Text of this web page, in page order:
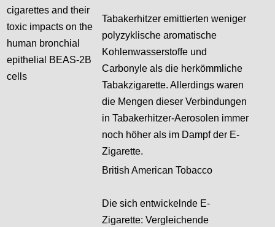
cigarettes and their
toxic impacts on the
human bronchial
epithelial BEAS-2B
cells
Tabakerhitzer emittierten weniger
polyzyklische aromatische
Kohlenwasserstoffe und
Carbonyle als die herkömmliche
Tabakzigarette. Allerdings waren
die Mengen dieser Verbindungen
in Tabakerhitzer-Aerosolen immer
noch höher als im Dampf der E-
Zigarette.
British American Tobacco
Die sich entwickelnde E-
Zigarette: Vergleichende